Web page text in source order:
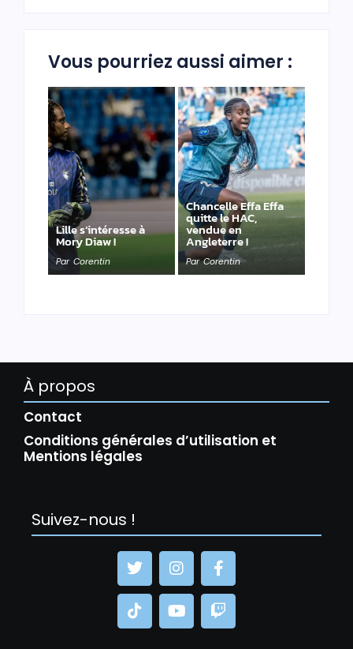
Vous pourriez aussi aimer :
Lille s’intéresse à
Mory Diaw !
Par Corentin
Chancelle Effa Effa
quitte le HAC,
vendue en
Angleterre !
Par Corentin
À propos
Contact
Conditions générales d’utilisation et
Mentions légales
Suivez-nous !